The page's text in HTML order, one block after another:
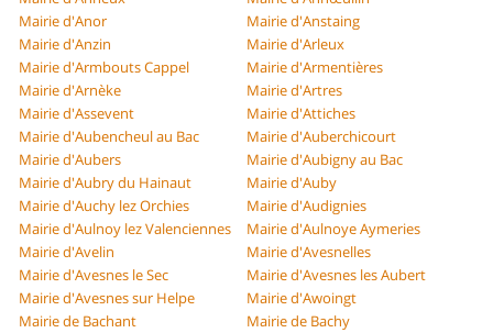
Mairie d'Anor
Mairie d'Anstaing
Mairie d'Anzin
Mairie d'Arleux
Mairie d'Armbouts Cappel
Mairie d'Armentières
Mairie d'Arnèke
Mairie d'Artres
Mairie d'Assevent
Mairie d'Attiches
Mairie d'Aubencheul au Bac
Mairie d'Auberchicourt
Mairie d'Aubers
Mairie d'Aubigny au Bac
Mairie d'Aubry du Hainaut
Mairie d'Auby
Mairie d'Auchy lez Orchies
Mairie d'Audignies
Mairie d'Aulnoy lez Valenciennes
Mairie d'Aulnoye Aymeries
Mairie d'Avelin
Mairie d'Avesnelles
Mairie d'Avesnes le Sec
Mairie d'Avesnes les Aubert
Mairie d'Avesnes sur Helpe
Mairie d'Awoingt
Mairie de Bachant
Mairie de Bachy